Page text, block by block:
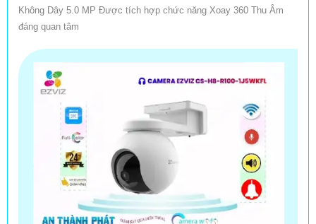
Không Dây 5.0 MP Được tích hợp chức năng Xoay 360 Thu Âm
đáng quan tâm